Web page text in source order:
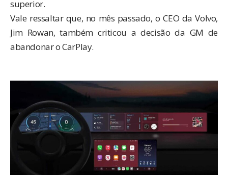
superior.
Vale ressaltar que, no mês passado, o CEO da Volvo,
Jim Rowan, também criticou a decisão da GM de
abandonar o CarPlay.